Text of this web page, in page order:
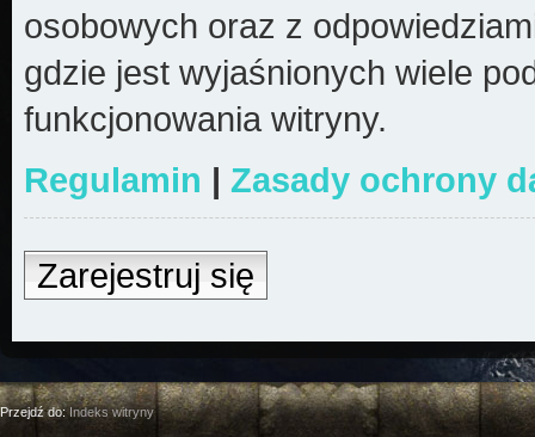
osobowych oraz z
gdzie jest wyjaśnionych wiele
funkcjonowania witryny.
Regulamin | Zasady ochrony
Zarejestruj się
Przejdź do:Indeks witryny